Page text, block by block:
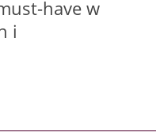
have w
i